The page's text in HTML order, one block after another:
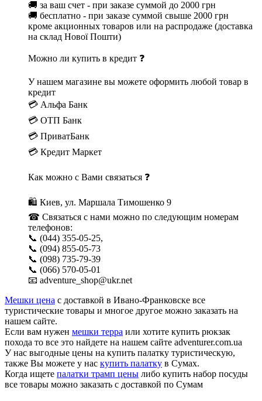
🚚 за ваш счет - при заказе суммой до 2000 грн
🚚 бесплатно - при заказе суммой свыше 2000 грн
кроме акционных товаров или на распродаже (доставка
на склад Нової Пошти)
Можно ли купить в кредит ❓
У нашем магазине вы можете оформить любой товар в
кредит
💳 Альфа Банк
💳 ОТП Банк
💳 ПриватБанк
💳 Кредит Маркет
Как можно с Вами связаться ❓
🛍 Киев, ул. Маршала Тимошенко 9
☎ Связаться с нами можно по следующим номерам
телефонов:
📞 (044) 355-05-25,
📞 (094) 855-05-73
📞 (098) 735-79-39
📞 (066) 570-05-01
📧 adventure_shop@ukr.net
Мешки цена с доставкой в Ивано-Франковске все
туристические товары и многое другое можно заказать на
нашем сайте.
Если вам нужен мешки терра или хотите купить рюкзак
похода то все это найдете на нашем сайте adventurer.com.ua
У нас выгодные цены на купить палатку туристическую,
также Вы можете у нас купить палатку в Сумах.
Когда ищете палатки трамп цены либо купить набор посуды
все товары можно заказать с доставкой по Сумам